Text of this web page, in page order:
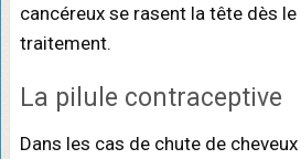
cancéreux se rasent la tête dès
traitement.
La pilule contraceptive
Dans les cas de chute de